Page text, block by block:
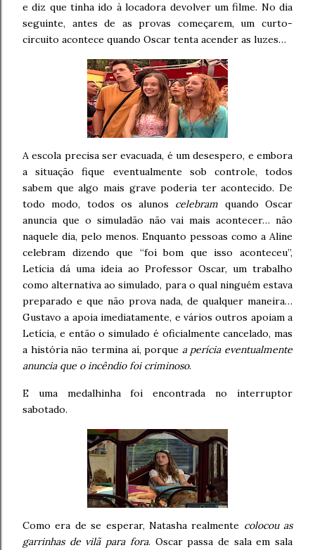
e diz que tinha ido à locadora devolver um filme. No dia
seguinte, antes de as provas começarem, um curto-
circuito acontece quando Oscar tenta acender as luzes…
A escola precisa ser evacuada, é um desespero, e embora
a situação fique eventualmente sob controle, todos
sabem que algo mais grave poderia ter acontecido. De
todo modo, todos os alunos celebram quando Oscar
anuncia que o simuladão não vai mais acontecer… não
naquele dia, pelo menos. Enquanto pessoas como a Aline
celebram dizendo que “foi bom que isso aconteceu”,
Letícia dá uma ideia ao Professor Oscar, um trabalho
como alternativa ao simulado, para o qual ninguém estava
preparado e que não prova nada, de qualquer maneira…
Gustavo a apoia imediatamente, e vários outros apoiam a
Letícia, e então o simulado é oficialmente cancelado, mas
a história não termina aí, porque a perícia eventualmente
anuncia que o incêndio foi criminoso.
E uma medalhinha foi encontrada no interruptor
sabotado.
Como era de se esperar, Natasha realmente colocou as
garrinhas de vilã para fora. Oscar passa de sala em sala